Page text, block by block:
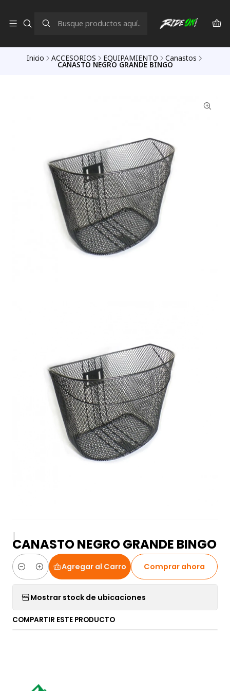
Inicio ACCESORIOS EQUIPAMIENTO Canastos
CANASTO NEGRO GRANDE BINGO
|
CANASTO NEGRO GRANDE BINGO
Cantidad
Agregar al Carro Comprar ahora
Mostrar stock de ubicaciones
COMPARTIR ESTE PRODUCTO